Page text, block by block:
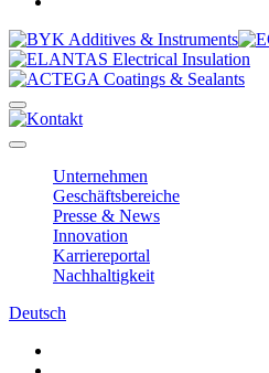
Unternehmen
Geschäftsbereiche
Presse & News
Innovation
Karriereportal
Nachhaltigkeit
Deutsch